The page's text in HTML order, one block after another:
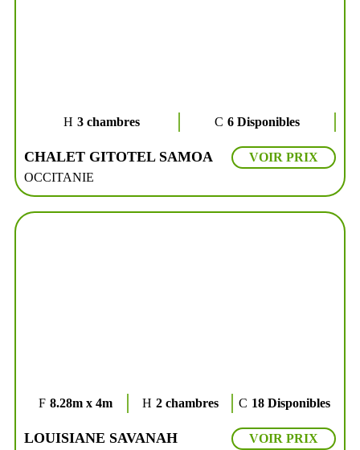
3 chambres 6 Disponibles
CHALET GITOTEL SAMOA
OCCITANIE
VOIR PRIX
8.28m x 4m 2 chambres 18 Disponibles
LOUISIANE SAVANAH VOIR PRIX